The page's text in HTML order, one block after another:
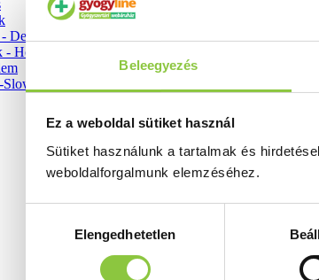
Beleegyezés
Ez a weboldal sütiket használ
Sütiket használunk a tartalmak és
weboldalforgalmunk elemzéséhez.
kiválasztásaElengedhetetlen
Dercos
Homme
Age